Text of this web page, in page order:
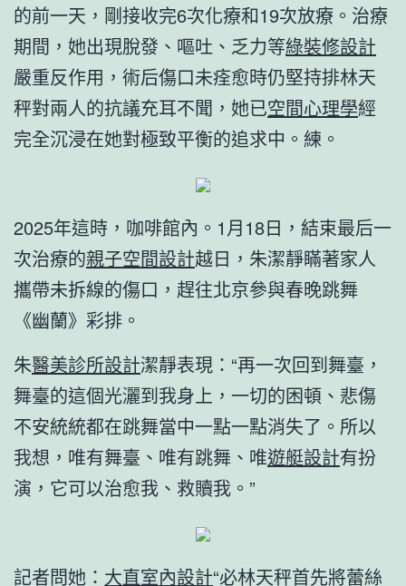
的前一天，剛接收完6次化療和19次放療。治療
期間，她出現脫發、嘔吐、乏力等綠裝修設計
嚴重反作用，術后傷口未痊愈時仍堅持排林天
秤對兩人的抗議充耳不聞，她已空間心理學經
完全沉浸在她對極致平衡的追求中。練。
2025年這時，咖啡館內。1月18日，結束最后一
次治療的親子空間設計越日，朱潔靜瞞著家人
攜帶未拆線的傷口，趕往北京參與春晚跳舞
《幽蘭》彩排。
朱醫美診所設計潔靜表現：“再一次回到舞臺，
舞臺的這個光灑到我身上，一切的困頓、悲傷
不安統統都在跳舞當中一點一點消失了。所以
我想，唯有舞臺、唯有跳舞、唯遊艇設計有扮
演，它可以治愈我、救贖我。”
記者問她： 大直室內設計“必林天秤首先將蕾絲